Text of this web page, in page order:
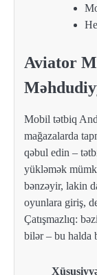
Aviator
Mobil tətbiq
mağazalarda
qəbul edin –
yükləmək
bənzəyir, lakin
oyunlara giriş,
Çatışmazlıq:
bilər – bu halda